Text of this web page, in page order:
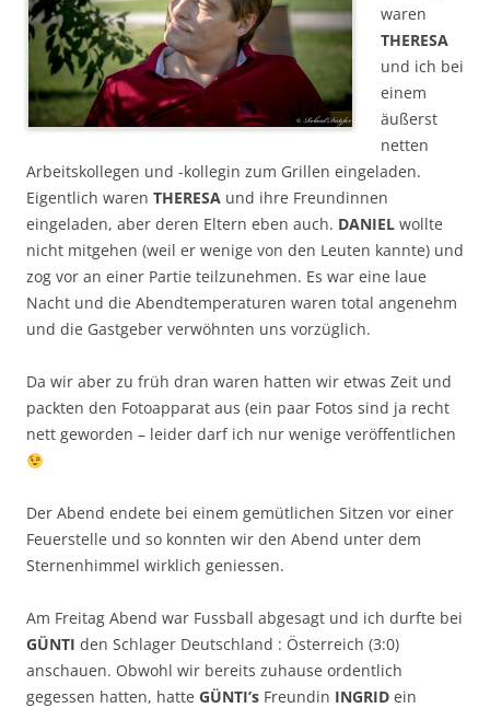
waren
THERESA
und ich bei
einem
äußerst
netten
Arbeitskollegen und -kollegin zum Grillen eingeladen.
Eigentlich waren THERESA und ihre Freundinnen
eingeladen, aber deren Eltern eben auch. DANIEL wollte
nicht mitgehen (weil er wenige von den Leuten kannte) und
zog vor an einer Partie teilzunehmen. Es war eine laue
Nacht und die Abendtemperaturen waren total angenehm
und die Gastgeber verwöhnten uns vorzüglich.
Da wir aber zu früh dran waren hatten wir etwas Zeit und
packten den Fotoapparat aus (ein paar Fotos sind ja recht
nett geworden – leider darf ich nur wenige veröffentlichen
Der Abend endete bei einem gemütlichen Sitzen vor einer
Feuerstelle und so konnten wir den Abend unter dem
Sternenhimmel wirklich geniessen.
Am Freitag Abend war Fussball abgesagt und ich durfte bei
GÜNTI den Schlager Deutschland : Österreich (3:0)
anschauen. Obwohl wir bereits zuhause ordentlich
gegessen hatten, hatte GÜNTI’s Freundin INGRID ein